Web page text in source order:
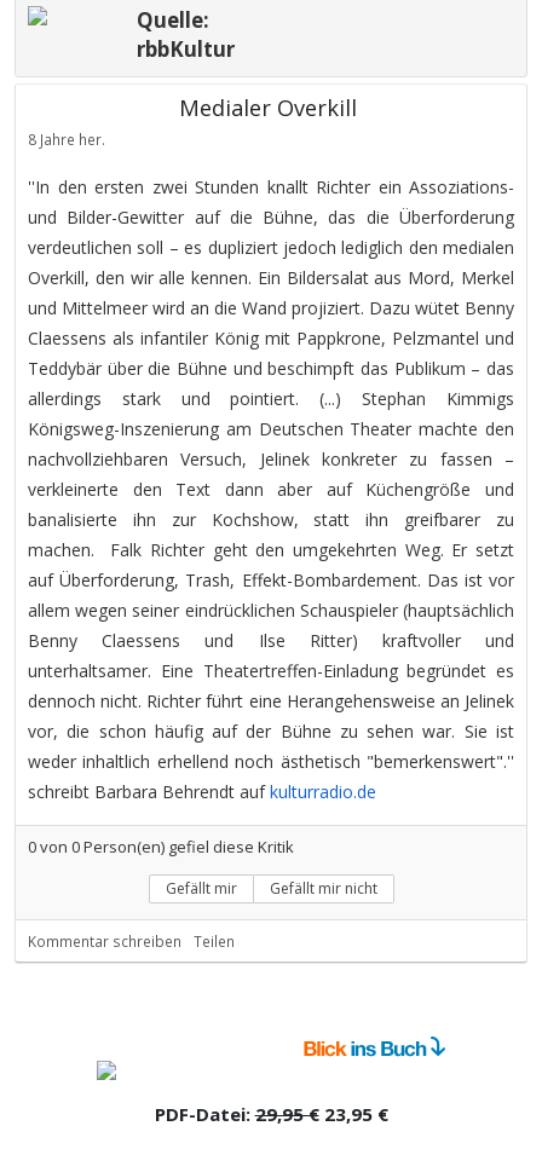
Quelle:
rbbKultur
Medialer Overkill
8 Jahre her.
''In den ersten zwei Stunden knallt Richter ein Assoziations-
und Bilder-Gewitter auf die Bühne, das die Überforderung
verdeutlichen soll – es dupliziert jedoch lediglich den medialen
Overkill, den wir alle kennen. Ein Bildersalat aus Mord, Merkel
und Mittelmeer wird an die Wand projiziert. Dazu wütet Benny
Claessens als infantiler König mit Pappkrone, Pelzmantel und
Teddybär über die Bühne und beschimpft das Publikum – das
allerdings stark und pointiert. (...) Stephan Kimmigs
Königsweg-Inszenierung am Deutschen Theater machte den
nachvollziehbaren Versuch, Jelinek konkreter zu fassen –
verkleinerte den Text dann aber auf Küchengröße und
banalisierte ihn zur Kochshow, statt ihn greifbarer zu
machen. Falk Richter geht den umgekehrten Weg. Er setzt
auf Überforderung, Trash, Effekt-Bombardement. Das ist vor
allem wegen seiner eindrücklichen Schauspieler (hauptsächlich
Benny Claessens und Ilse Ritter) kraftvoller und
unterhaltsamer. Eine Theatertreffen-Einladung begründet es
dennoch nicht. Richter führt eine Herangehensweise an Jelinek
vor, die schon häufig auf der Bühne zu sehen war. Sie ist
weder inhaltlich erhellend noch ästhetisch "bemerkenswert".''
schreibt Barbara Behrendt aufkulturradio.de
0von 0Person(en) gefiel diese Kritik
Gefällt mir Gefällt mir nicht
Kommentar schreiben Teilen
PDF-Datei:29,95 €23,95 €